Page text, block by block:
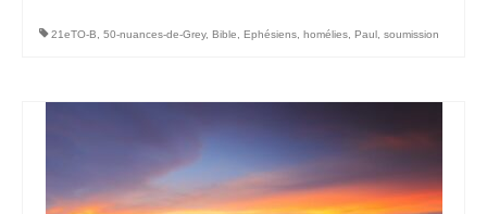
21eTO-B 50-nuances-de-Grey, Bible Ephésiens homélies Paul soumission